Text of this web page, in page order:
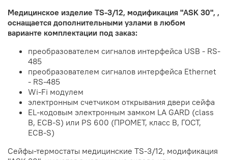
Медицинское изделие TS-3/12, модификация "ASK 30", ,
оснащается дополнительными узлами в любом
варианте комплектации под заказ:
преобразователем сигналов интерфейса USB - RS-
485
преобразователем сигналов интерфейса Ethernet
- RS-485
Wi-Fi модулем
электронным счетчиком открывания двери сейфа
EL-кодовым электронным замком LA GARD (class
B, ECB-S) или PS 600 (ПРОМЕТ, класс В, ГОСТ,
ECB-S)
Сейфы-термостаты медицинские TS-3/12, модификация